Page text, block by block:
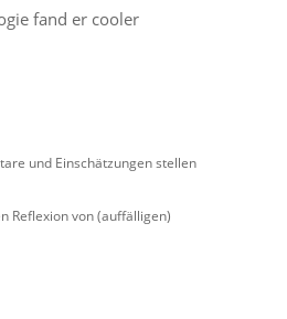
fand er cooler
und Einschätzungen stellen
Reflexion von (auffälligen)